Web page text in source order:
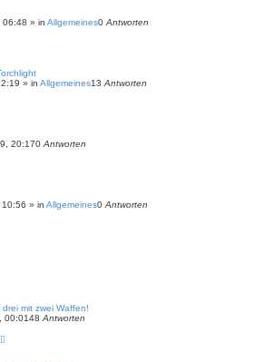
06:48 » in Allgemeines0 Antworten
» in Allgemeines13 Antworten
20:170 Antworten
10:56 » in Allgemeines0 Antworten
mit zwei Waffen!
00:0148 Antworten